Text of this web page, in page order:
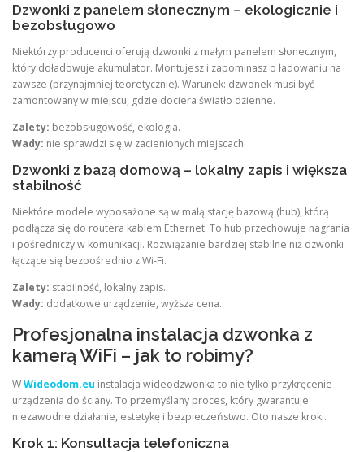
Dzwonki z panelem słonecznym – ekologicznie i
bezobsługowo
Niektórzy producenci oferują dzwonki z małym panelem słonecznym,
który doładowuje akumulator. Montujesz i zapominasz o ładowaniu na
zawsze (przynajmniej teoretycznie). Warunek: dzwonek musi być
zamontowany w miejscu, gdzie dociera światło dzienne.
Zalety: bezobsługowość, ekologia.
Wady: nie sprawdzi się w zacienionych miejscach.
Dzwonki z bazą domową – lokalny zapis i większa
stabilność
Niektóre modele wyposażone są w małą stację bazową (hub), którą
podłącza się do routera kablem Ethernet. To hub przechowuje nagrania
i pośredniczy w komunikacji. Rozwiązanie bardziej stabilne niż dzwonki
łączące się bezpośrednio z Wi‑Fi.
Zalety: stabilność, lokalny zapis.
Wady: dodatkowe urządzenie, wyższa cena.
Profesjonalna instalacja dzwonka z
kamerą WiFi – jak to robimy?
WWideodom.eu instalacja wideodzwonka to nie tylko przykręcenie
urządzenia do ściany. To przemyślany proces, który gwarantuje
niezawodne działanie, estetykę i bezpieczeństwo. Oto nasze kroki.
Krok 1: Konsultacja telefoniczna